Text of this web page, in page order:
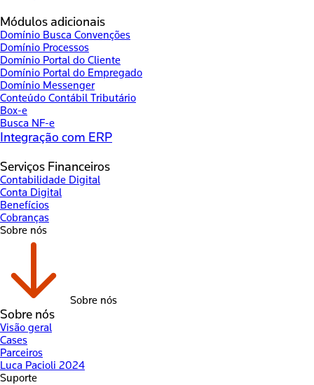
Módulos adicionais
Domínio Busca Convenções
Domínio Processos
Domínio Portal do Cliente
Domínio Portal do Empregado
Domínio Messenger
Conteúdo Contábil Tributário
Box-e
Busca NF-e
Integração com ERP
Serviços Financeiros
Contabilidade Digital
Conta Digital
Benefícios
Cobranças
Sobre nós
Sobre nós
Sobre nós
Visão geral
Cases
Parceiros
Luca Pacioli 2024
Suporte